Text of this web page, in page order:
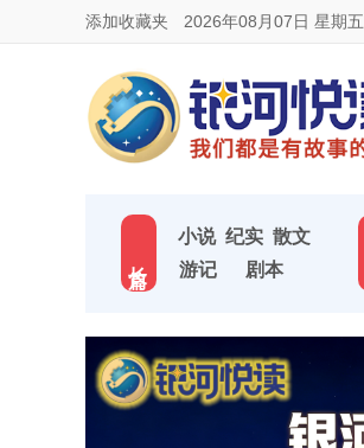
添加收藏夹 2026年08月07日 星期五
小说 纪实 散文
游记
剧本